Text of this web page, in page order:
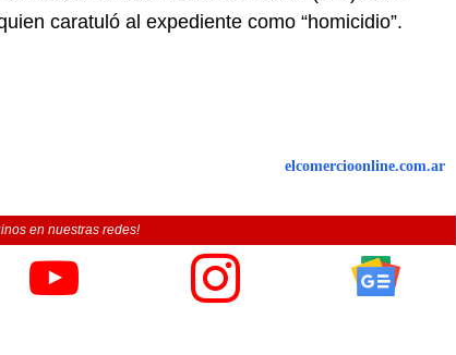
caratuló al expediente como “homicidio”.
elcomercioonline.com.ar
en nuestras redes!